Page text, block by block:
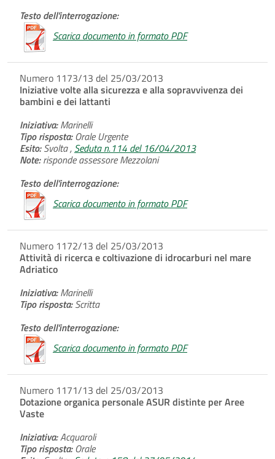
Testo dell'interrogazione:
Scarica documento in formato PDF
Numero 1173/13 del 25/03/2013
Iniziative volte alla sicurezza e alla sopravvivenza dei
bambini e dei lattanti
Iniziativa:Marinelli
Tipo risposta:Orale Urgente
Esito:Svolta , Seduta n.114 del 16/04/2013
Note:risponde assessore Mezzolani
Testo dell'interrogazione:
Scarica documento in formato PDF
Numero 1172/13 del 25/03/2013
Attività di ricerca e coltivazione di idrocarburi nel mare
Adriatico
Iniziativa:Marinelli
Tipo risposta:Scritta
Testo dell'interrogazione:
Scarica documento in formato PDF
Numero 1171/13 del 25/03/2013
Dotazione organica personale ASUR distinte per Aree
Vaste
Iniziativa:Acquaroli
Tipo risposta:Orale